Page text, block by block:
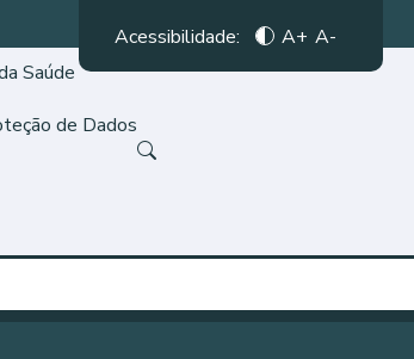
Acessibilidade: A+ A-
Saúde
de Dados